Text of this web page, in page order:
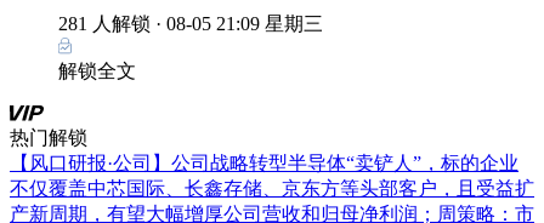
281 人解锁 · 08-05 21:09 星期三
解锁全文
热门解锁
【风口研报·公司】公司战略转型半导体“卖铲人”，标的企业
不仅覆盖中芯国际、长鑫存储、京东方等头部客户，且受益扩
产新周期，有望大幅增厚公司营收和归母净利润；周策略：市